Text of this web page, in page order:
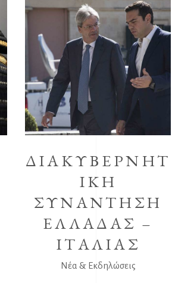
ΔΙΑΚΥΒΕΡΝΗΤ
ΙΚΗ
ΣΥΝΑΝΤΗΣΗ
ΕΛΛΑΔΑΣ –
ΙΤΑΛΙΑΣ
Νέα & Εκδηλώσεις